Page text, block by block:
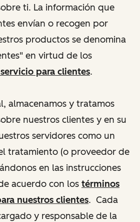
ti. La información que
envían o recogen por
productos se denomina
en virtud de los
para clientes.
almacenamos y tratamos
nuestros clientes y en su
servidores como un
tratamiento (o proveedor de
en las instrucciones
acuerdo con los términos
nuestros clientes. Cada
y responsable de la